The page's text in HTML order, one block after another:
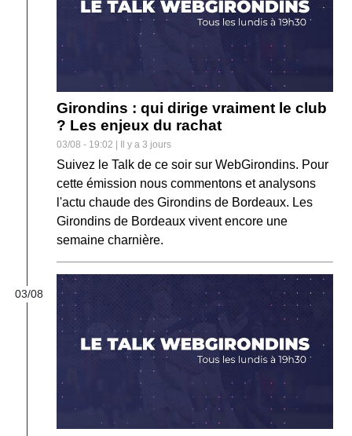
Girondins : qui dirige vraiment le club
? Les enjeux du rachat
03/08 - 19:02 | Il y a 3 jours
Suivez le Talk de ce soir sur WebGirondins. Pour
cette émission nous commentons et analysons
l'actu chaude des Girondins de Bordeaux. Les
Girondins de Bordeaux vivent encore une
semaine charnière.
03/08